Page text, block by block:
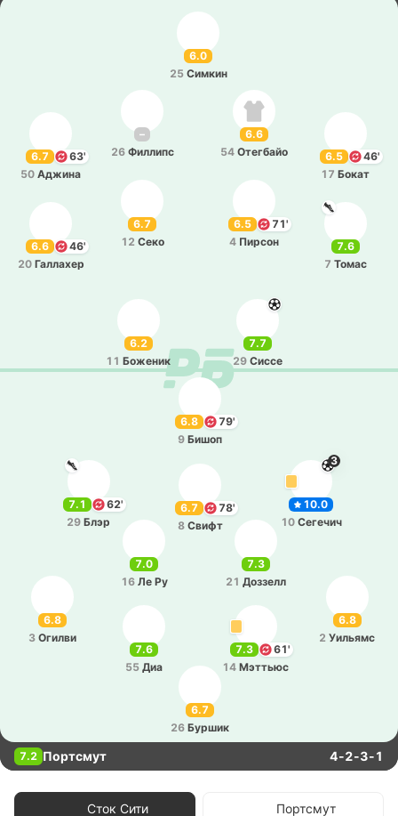
6.0
25 Симкин
–
26 Фи­ллипс 6.5
46'
17 Бокат
6.7
63'
50 Аджина
6.6
54 Оте­гбайо
6.5
71'
4 Пирсон
6.6
46'
20 Га­лла­хер
7.6
7 Томас
6.7
12 Секо
6.2
11 Бо­же­ник
7.7
29 Сиссе
6.7
26 Буршик
6.8
2 Уи­льямс
6.8
3 Огилви
7.3
61'
14 Мэ­ттьюс
7.6
55 Диа
6.7
78'
8 Свифт
7.3
21 До­ззелл
10.0
3
10 Се­ге­чич
7.0
16 Ле Ру
7.1
62'
29 Блэр
6.8
79'
9 Бишоп
7.2 Портсмут 4-2-3-1
Сток Сити Портсмут